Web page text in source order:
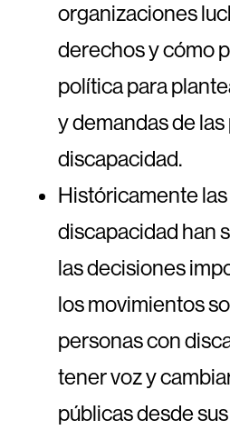
organizaciones
derechos y cómo
política para
y demandas de
discapacidad.
Históricamente
discapacidad han
las decisiones
los movimientos
personas con
tener voz y
públicas desde